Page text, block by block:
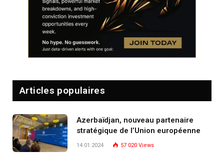
Articles populaires
Azerbaïdjan, nouveau partenaire
stratégique de l’Union européenne
14.01.2024 57 020 Views